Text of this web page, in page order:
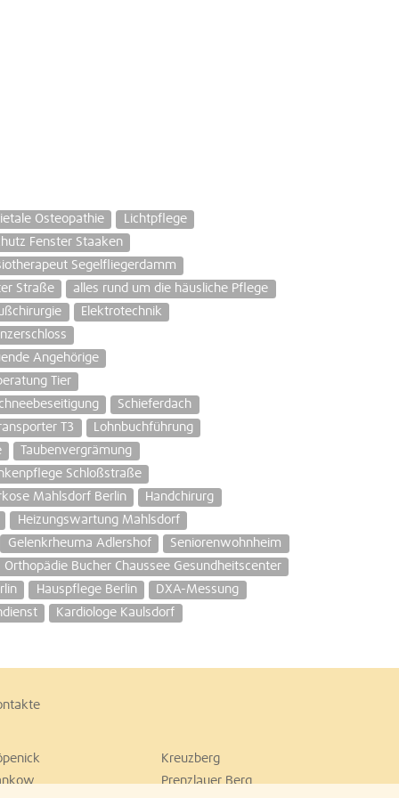
Osteopathie
Lichtpflege
Fenster Staaken
Segelfliegerdamm
Straße
alles rund um die häusliche Pflege
Elektrotechnik
Angehörige
Tier
Schieferdach
T3
Lohnbuchführung
Taubenvergrämung
Schloßstraße
Mahlsdorf Berlin
Handchirurg
Heizungswartung Mahlsdorf
Gelenkrheuma Adlershof
Seniorenwohnheim
Orthopädie Bucher Chaussee Gesundheitscenter
Hauspflege Berlin
DXA-Messung
Kardiologe Kaulsdorf
Kreuzberg
Prenzlauer Berg